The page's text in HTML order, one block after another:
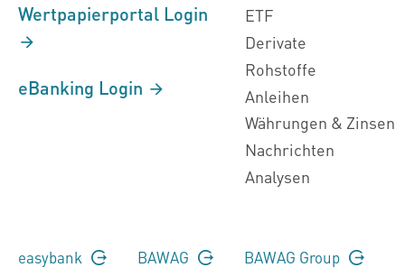
Wertpapierportal Login
eBanking Login
ETF
Derivate
Rohstoffe
Anleihen
Währungen & Zinsen
Nachrichten
Analysen
easybank BAWAG BAWAG Group